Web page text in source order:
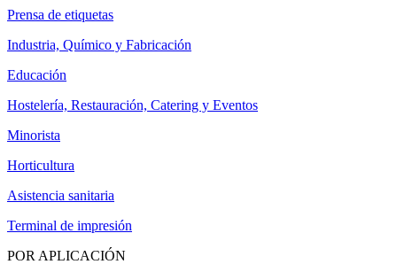
Prensa de etiquetas
Industria, Químico y Fabricación
Educación
Hostelería, Restauración, Catering y Eventos
Minorista
Horticultura
Asistencia sanitaria
Terminal de impresión
POR APLICACIÓN